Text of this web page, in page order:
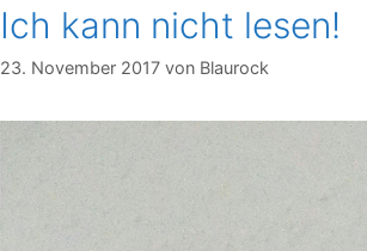
Ich kann nicht lesen!
23. November 2017 von Blaurock